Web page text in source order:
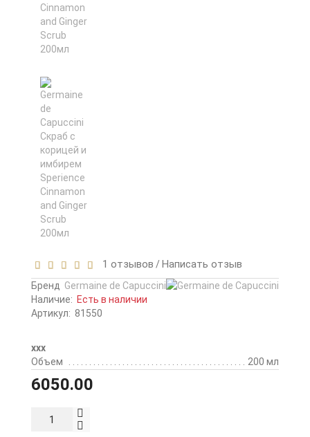
1 отзывов /Написать отзыв
Бренд Germaine de Capuccini
Наличие: Есть в наличии
Артикул: 81550
ххх
Объем
200 мл
6050.00